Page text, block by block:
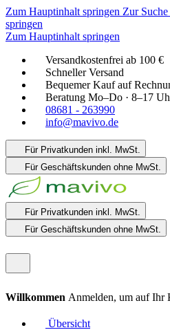
Zum Hauptinhalt springen Zur
springen
Zum Hauptinhalt springen
Versandkostenfrei ab 100 €
Schneller Versand
Bequemer Kauf auf
Beratung Mo–Do · 8–17
08681 - 263990
info@mavivo.de
Für Privatkunden inkl. MwSt.
Für Geschäftskunden ohne MwSt.
Für Privatkunden inkl. MwSt.
Für Geschäftskunden ohne MwSt.
Willkommen Anmelden, um auf Ihr
Übersicht